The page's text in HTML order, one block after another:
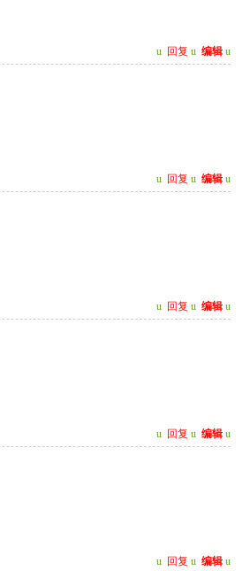
u 回复 u 编辑 u
u 回复 u 编辑 u
u 回复 u 编辑 u
u 回复 u 编辑 u
u 回复 u 编辑 u